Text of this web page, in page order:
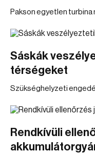
Pakson egyetlen
Sáskák
térségeket
Szükséghelyzeti
Rendkívüli